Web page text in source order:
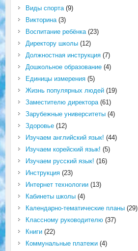
Виды спорта(9)
Викторина(3)
Воспитание ребёнка(23)
Директору школы(12)
Должностная инструкция(7)
Дошкольное образование(4)
Единицы измерения(5)
Жизнь популярных людей(19)
Заместителю директора(61)
Зарубежные университеты(4)
Здоровье(12)
Изучаем английский язык! (44)
Изучаем корейский язык! (5)
Изучаем русский язык! (16)
Инструкция(23)
Интернет технологии(13)
Кабинеты школы(4)
Календарно-тематические планы(29)
Классному руководителю(37)
Книги(22)
Коммунальные платежи(4)